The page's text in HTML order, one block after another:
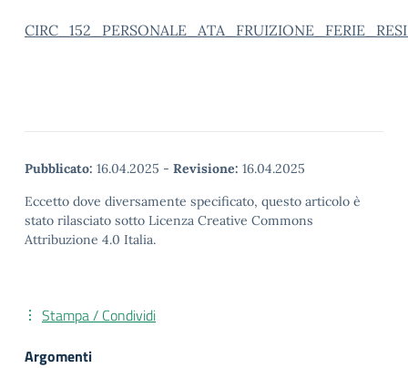
Pubblicato: 16.04.2025 - Revisione: 16.04.2025
Eccetto dove diversamente specificato, questo articolo è
stato rilasciato sotto Licenza Creative Commons
Attribuzione 4.0 Italia.
Stampa / Condividi
Argomenti